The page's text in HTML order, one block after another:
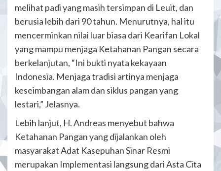
melihat padi yang masih tersimpan di Leuit, dan
berusia lebih dari 90 tahun. Menurutnya, hal itu
mencerminkan nilai luar biasa dari Kearifan Lokal
yang mampu menjaga Ketahanan Pangan secara
berkelanjutan, “Ini bukti nyata kekayaan
Indonesia. Menjaga tradisi artinya menjaga
keseimbangan alam dan siklus pangan yang
lestari,” Jelasnya.
Lebih lanjut, H. Andreas menyebut bahwa
Ketahanan Pangan yang dijalankan oleh
masyarakat Adat Kasepuhan Sinar Resmi
merupakan Implementasi langsung dari Asta Cita